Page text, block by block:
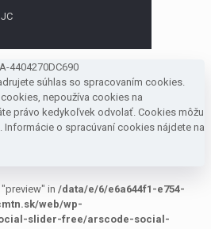
súhlas so spracovaním cookies.
nepoužíva cookies na
právo kedykoľvek odvolať. Cookies môžu
o spracúvaní cookies nájdete na
in /data/e/6/e6a644f1-e754-
web/wp-
slider-free/arscode-social-